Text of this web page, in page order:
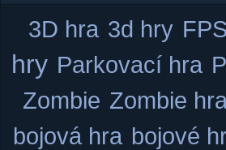
3D hra 3d hry FPS
hry Parkovací hra
Zombie Zombie
bojová hra bojové